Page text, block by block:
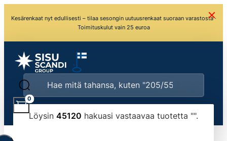
Kesärenkaat nyt edullisesti – tilaa sesongin uutuusrenkaat suoraan varastosta ·
Toimituskulut vain 25 euroa
Löysin 45120 hakuasi vastaavaa tuotetta "".
0